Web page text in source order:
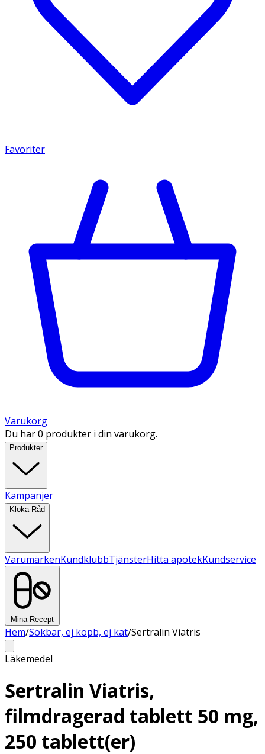
Favoriter
Varukorg
Du har 0 produkter i din varukorg.
Produkter
Kampanjer
Kloka Råd
VarumärkenKundklubbTjänsterHitta apotekKundservice
Mina Recept
Hem/Sökbar, ej köpb, ej kat/Sertralin Viatris
Läkemedel
Sertralin Viatris,
filmdragerad tablett 50 mg,
250 tablett(er)